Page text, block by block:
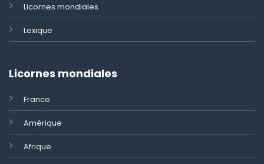
Licornes mondiales
Lexique
Licornes mondiales
France
Amérique
Afrique